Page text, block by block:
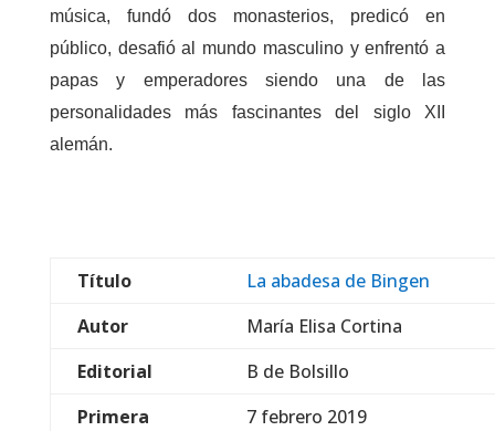
música, fundó dos monasterios, predicó en
público, desafió al mundo masculino y enfrentó a
papas y emperadores siendo una de las
personalidades más fascinantes del siglo XII
alemán.
Título
La abadesa de Bingen
Autor
María Elisa Cortina
Editorial
B de Bolsillo
Primera
7 febrero 2019